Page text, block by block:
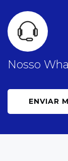
Nosso
ENVIAR